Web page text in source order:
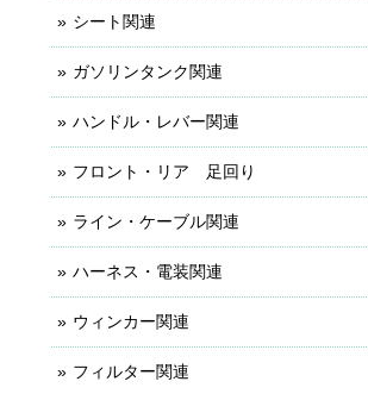
シート関連
ガソリンタンク関連
ハンドル・レバー関連
フロント・リア 足回り
ライン・ケーブル関連
ハーネス・電装関連
ウィンカー関連
フィルター関連